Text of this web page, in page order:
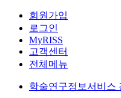
회원가입
로그인
MyRISS
고객센터
전체메뉴
학술연구정보서비스